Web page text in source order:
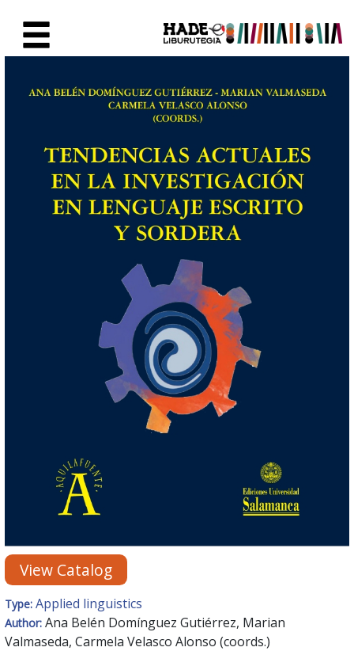
View Catalog
Type: Applied linguistics
Author: Ana Belén Domínguez Gutiérrez, Marian
Valmaseda, Carmela Velasco Alonso (coords.)